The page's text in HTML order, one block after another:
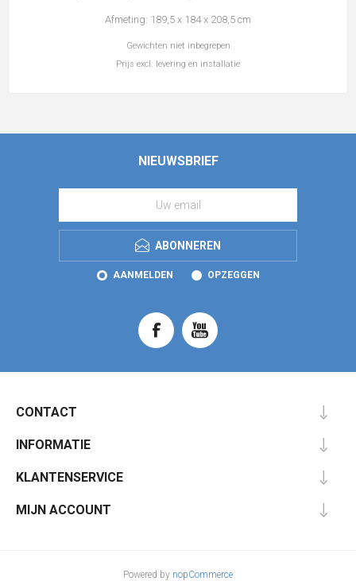
Afmeting: 189,5 x 184 x 208,5 cm
Gewichten niet inbegrepen
Prijs excl. levering en installatie
NIEUWSBRIEF
ABONNEREN
AANMELDEN OPZEGGEN
CONTACT
INFORMATIE
KLANTENSERVICE
MIJN ACCOUNT
Powered by nopCommerce